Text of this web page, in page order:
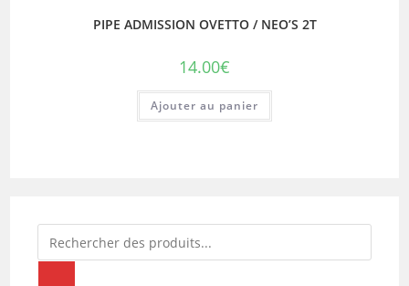
PIPE ADMISSION OVETTO / NEO’S 2T
14.00€
Ajouter au panier
Recherche
de